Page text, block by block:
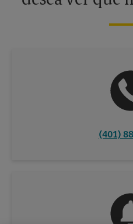
(401)